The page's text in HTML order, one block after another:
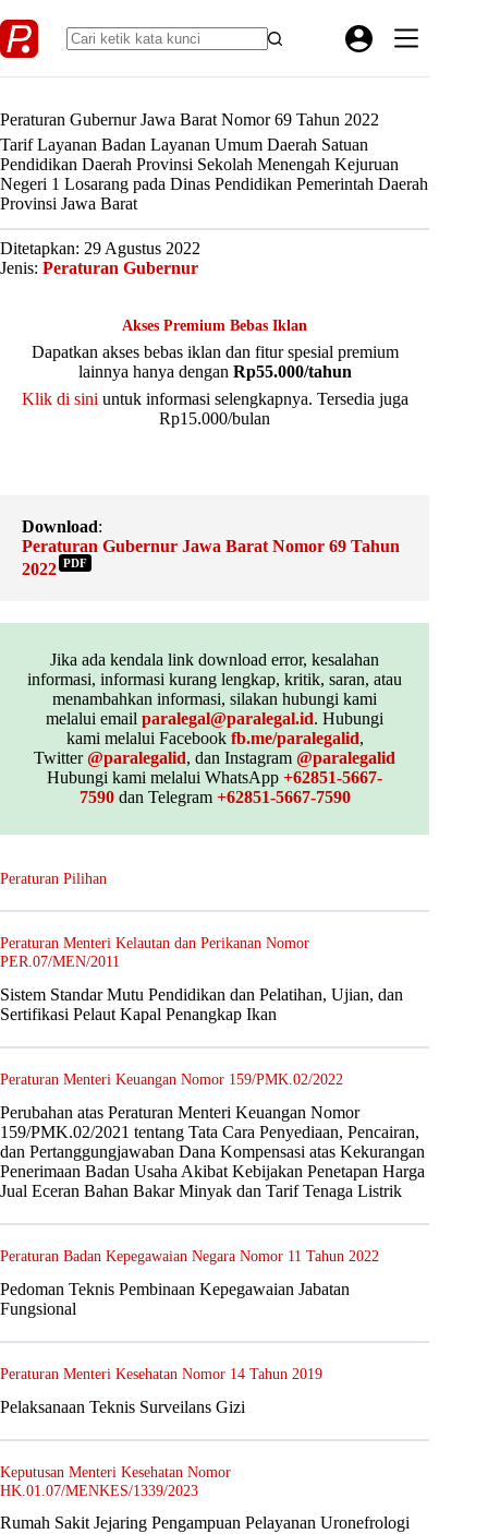
to
content
Peraturan Gubernur Jawa Barat Nomor 69 Tahun 2022
Tarif Layanan Badan Layanan Umum Daerah Satuan
Pendidikan Daerah Provinsi Sekolah Menengah Kejuruan
Negeri 1 Losarang pada Dinas Pendidikan Pemerintah Daerah
Provinsi Jawa Barat
Ditetapkan: 29 Agustus 2022
Jenis: Peraturan Gubernur
Akses Premium Bebas Iklan
Dapatkan akses bebas iklan dan fitur spesial premium
lainnya hanya dengan Rp55.000/tahun
Klik di sini untuk informasi selengkapnya. Tersedia juga
Rp15.000/bulan
Download:
Peraturan Gubernur Jawa Barat Nomor 69 Tahun
2022 PDF
Jika ada kendala link download error, kesalahan
informasi, informasi kurang lengkap, kritik, saran, atau
menambahkan informasi, silakan hubungi kami
melalui emailparalegal@paralegal.id. Hubungi
kami melalui Facebook fb.me/paralegalid,
Twitter@paralegalid, dan Instagram@paralegalid
Hubungi kami melalui WhatsApp+62851-5667-
7590dan Telegram +62851-5667-7590
Peraturan Pilihan
Peraturan Menteri Kelautan dan Perikanan Nomor
PER.07/MEN/2011
Sistem Standar Mutu Pendidikan dan Pelatihan, Ujian, dan
Sertifikasi Pelaut Kapal Penangkap Ikan
Peraturan Menteri Keuangan Nomor 159/PMK.02/2022
Perubahan atas Peraturan Menteri Keuangan Nomor
159/PMK.02/2021 tentang Tata Cara Penyediaan, Pencairan,
dan Pertanggungjawaban Dana Kompensasi atas Kekurangan
Penerimaan Badan Usaha Akibat Kebijakan Penetapan Harga
Jual Eceran Bahan Bakar Minyak dan Tarif Tenaga Listrik
Peraturan Badan Kepegawaian Negara Nomor 11 Tahun 2022
Pedoman Teknis Pembinaan Kepegawaian Jabatan
Fungsional
Peraturan Menteri Kesehatan Nomor 14 Tahun 2019
Pelaksanaan Teknis Surveilans Gizi
Keputusan Menteri Kesehatan Nomor
HK.01.07/MENKES/1339/2023
Rumah Sakit Jejaring Pengampuan Pelayanan Uronefrologi